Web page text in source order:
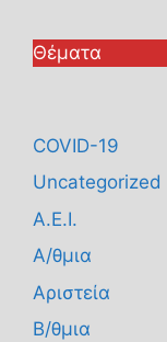
Θέματα
COVID-19
Uncategorized
Α.Ε.Ι.
Α/θμια
Αριστεία
Β/θμια